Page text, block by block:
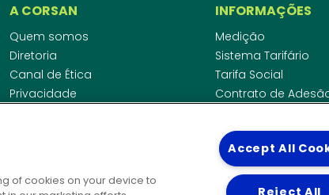
A CORSAN
Quem somos
Diretoria
Canal de Ética
Privacidade
INFORMAÇÕES
Medição
Sistema Tarifário
Tarifa Social
Contrato de
Agências
Cobrança pela
Padrão de
Guia Cadastro
of cookies on your device to
Accept All
Reject All